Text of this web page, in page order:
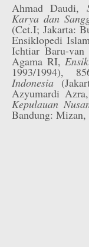
Ahmad Daudi,
Karya dan
(Cet.I; Jakarta:
Ensiklopedi
Ichtiar Baru-
Agama RI,
1993/1994),
Indonesia
Azyumardi
Kepulauan
Bandung: Mizan,